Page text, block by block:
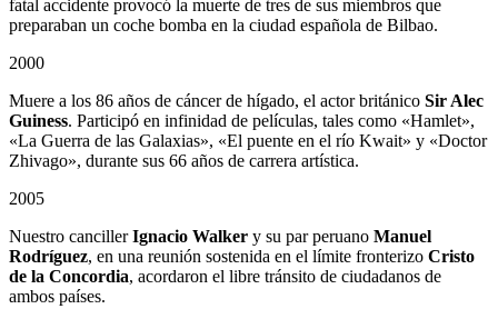
fatal accidente provocó la muerte de tres de sus miembros que
preparaban un coche bomba en la ciudad española de Bilbao.
2000
Muere a los 86 años de cáncer de hígado, el actor británico Sir Alec
Guiness. Participó en infinidad de películas, tales como «Hamlet»,
«La Guerra de las Galaxias», «El puente en el río Kwait» y «Doctor
Zhivago», durante sus 66 años de carrera artística.
2005
Nuestro cancillerIgnacio Walker y su par peruano Manuel
Rodríguez, en una reunión sostenida en el límite fronterizo Cristo
de la Concordia, acordaron el libre tránsito de ciudadanos de
ambos países.